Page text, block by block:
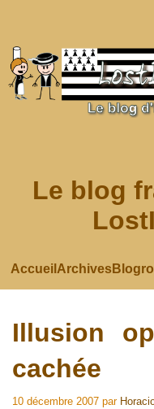
Le blog
Accueil ArchivesBlogroll
Illusion
cachée
10 décembre 2007 par